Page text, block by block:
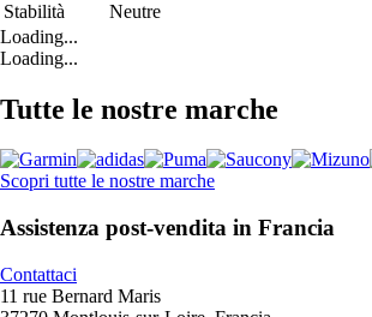
Stabilità
Neutre
Loading...
Loading...
Tutte le nostre marche
Scopri tutte le nostre marche
Assistenza post-vendita in Francia
Contattaci
11 rue Bernard Maris